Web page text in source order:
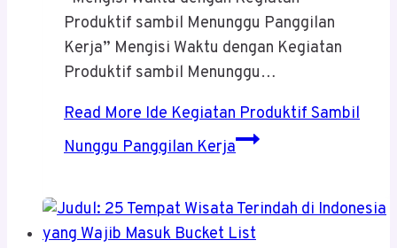
Produktif sambil Menunggu Panggilan
Kerja” Mengisi Waktu dengan Kegiatan
Produktif sambil Menunggu…
Read MoreIde Kegiatan Produktif Sambil
Nunggu Panggilan Kerja